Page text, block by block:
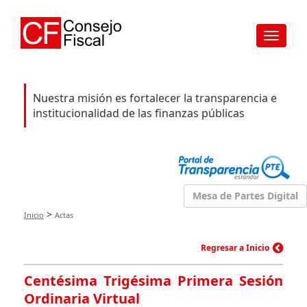
Toggle
Nuestra misión es fortalecer la transparencia e
institucionalidad de las finanzas públicas
Mesa de Partes Digital
Inicio > Actas
Regresar a Inicio
Centésima Trigésima Primera Sesión
Ordinaria Virtual